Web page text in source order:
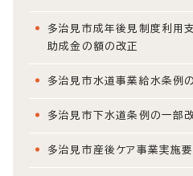
多治見市成年後見制度利用
助成金の額の改正
多治見市水道事業給水条例
多治見市下水道条例の一部
多治見市産後ケア事業実施要